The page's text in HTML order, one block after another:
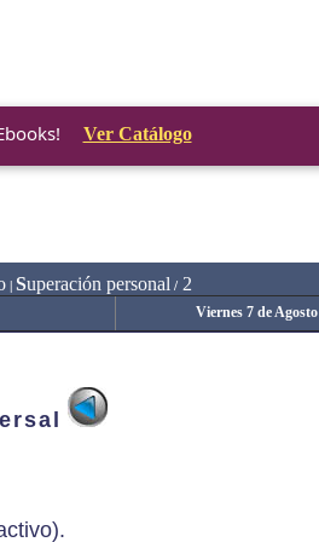
Ver Catálogo
| Superación personal / 2
Viernes 7 de Agosto